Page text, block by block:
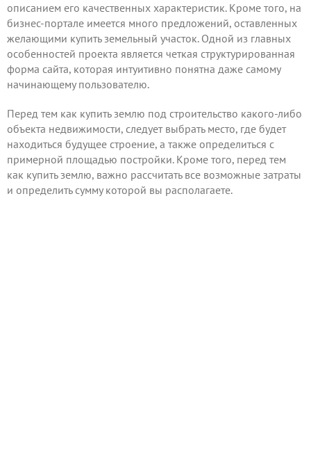
описанием его качественных характеристик. Кроме того, на
бизнес-портале имеется много предложений, оставленных
желающими купить земельный участок. Одной из главных
особенностей проекта является четкая структурированная
форма сайта, которая интуитивно понятна даже самому
начинающему пользователю.
Перед тем как купить землю под строительство какого-либо
объекта недвижимости, следует выбрать место, где будет
находиться будущее строение, а также определиться с
примерной площадью постройки. Кроме того, перед тем
как купить землю, важно рассчитать все возможные затраты
и определить сумму которой вы располагаете.